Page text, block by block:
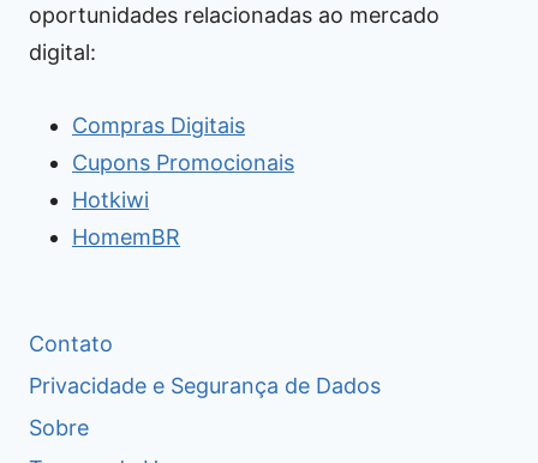
oportunidades relacionadas ao mercado
digital:
Compras Digitais
Cupons Promocionais
Hotkiwi
HomemBR
Contato
Privacidade e Segurança de Dados
Sobre